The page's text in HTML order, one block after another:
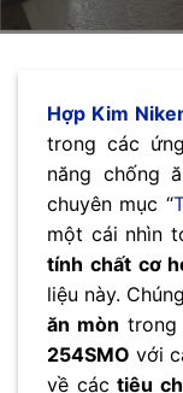
Hợp Kim
trong các
năng chống
chuyên mục “
một cái nhìn
tính chất cơ
liệu này.
ăn mòn trong
254SMO với
về cáctiêu